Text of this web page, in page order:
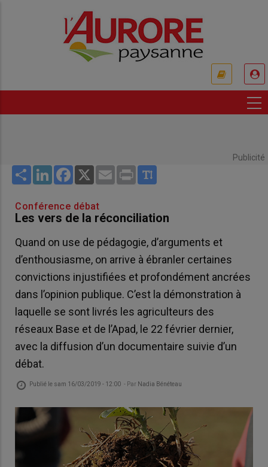
Publicité
Share LinkedInFacebook
X Email Print
Conférence débat
Les vers de la réconciliation
Quand on use de pédagogie, d’arguments et
d’enthousiasme, on arrive à ébranler certaines
convictions injustifiées et profondément ancrées
dans l’opinion publique. C’est la démonstration à
laquelle se sont livrés les agriculteurs des
réseaux Base et de l’Apad, le 22 février dernier,
avec la diffusion d’un documentaire suivie d’un
débat.
Publié le sam 16/03/2019 - 12:00 - Par Nadia Bénéteau